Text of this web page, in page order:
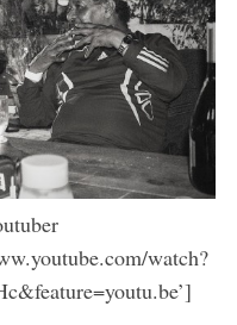
watch?